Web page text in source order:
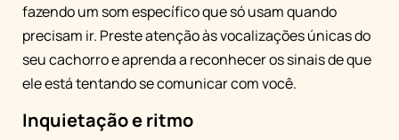
fazendo um som específico que só usam quando
precisam ir. Preste atenção às vocalizações únicas do
seu cachorro e aprenda a reconhecer os sinais de que
ele está tentando se comunicar com você.
Inquietação e ritmo